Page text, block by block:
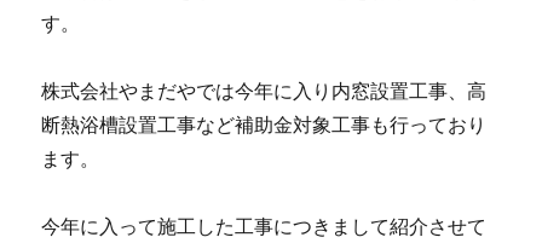
す。
株式会社やまだやでは今年に入り内窓設置工事、高
断熱浴槽設置工事など補助金対象工事も行っており
ます。
今年に入って施工した工事につきまして紹介させて